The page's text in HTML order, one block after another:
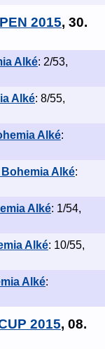
2015, 30.
Alké: 2/53,
Alké: 8/55,
Alké:
Alké:
Alké: 1/54,
Alké: 10/55,
Alké:
2015, 08.